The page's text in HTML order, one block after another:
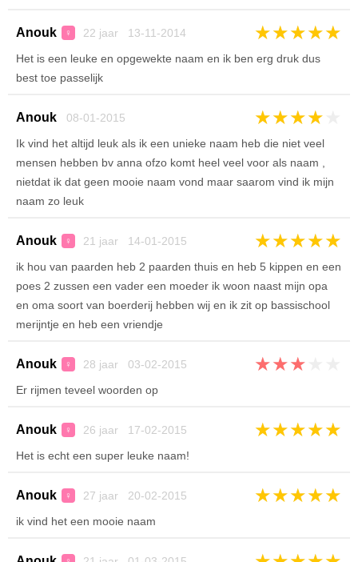
Anouk ♀ 22 jaar 13-11-2014 ★★★★★
Het is een leuke en opgewekte naam en ik ben erg druk dus
best toe passelijk
Anouk 08-01-2015 ★★★★
Ik vind het altijd leuk als ik een unieke naam heb die niet veel
mensen hebben bv anna ofzo komt heel veel voor als naam ,
nietdat ik dat geen mooie naam vond maar saarom vind ik mijn
naam zo leuk
Anouk ♀ 21 jaar 14-01-2015 ★★★★★
ik hou van paarden heb 2 paarden thuis en heb 5 kippen en een
poes 2 zussen een vader een moeder ik woon naast mijn opa
en oma soort van boerderij hebben wij en ik zit op bassischool
merijntje en heb een vriendje
Anouk ♀ 28 jaar 03-02-2015 ★★★
Er rijmen teveel woorden op
Anouk ♀ 26 jaar 17-02-2015 ★★★★★
Het is echt een super leuke naam!
Anouk ♀ 27 jaar 20-02-2015 ★★★★★
ik vind het een mooie naam